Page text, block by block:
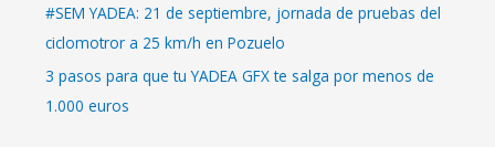
#SEM YADEA: 21 de septiembre, jornada de pruebas del
ciclomotror a 25 km/h en Pozuelo
3 pasos para que tu YADEA GFX te salga por menos de
1.000 euros